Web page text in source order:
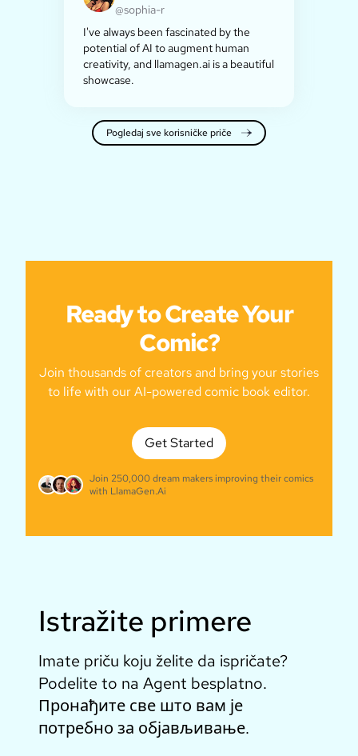
@sophia-r
I've always been fascinated by the
potential of AI to augment human
creativity, and llamagen.ai is a beautiful
showcase.
Pogledaj sve korisničke priče
Ready to Create Your
Comic?
Join thousands of creators and bring your stories
to life with our AI-powered comic book editor.
Get Started
Join 250,000 dream makers improving their comics
with LlamaGen.Ai
Istražite primere
Imate priču koju želite da ispričate?
Podelite to na Agent besplatno.
Пронађите све што вам је
потребно за објављивање.